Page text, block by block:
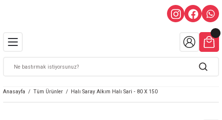
Anasayfa Tüm Ürünler Halı Saray Alkım Halı Sari - 80 X 150